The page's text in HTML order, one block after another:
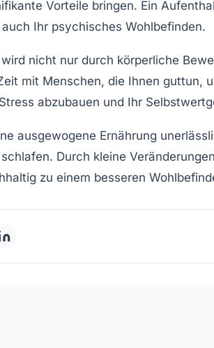
Vorteile bringen. Ein
Ihr psychisches Wohlbefinden.
wird nicht nur durch körperliche
mit Menschen, die Ihnen guttun,
abzubauen und Ihr
ausgewogene Ernährung
Durch kleine
zu einem besseren